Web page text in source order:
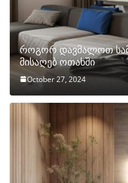
როგორ დავმალოთ
მისაღებ ოთახში
October 27, 2024